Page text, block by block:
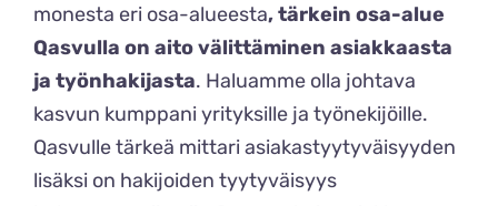
monesta eri osa-alueesta, tärkein osa-alue
Qasvulla on aito välittäminen asiakkaasta
ja työnhakijasta. Haluamme olla johtava
kasvun kumppani yrityksille ja työnekijöille.
Qasvulle tärkeä mittari asiakastyytyväisyyden
lisäksi on hakijoiden tyytyväisyys